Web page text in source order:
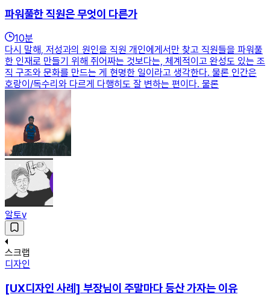
파워풀한 직원은 무엇이 다른가
10분
다시 말해, 저성과의 원인을 직원 개인에게서만 찾고 직원들을 파워풀
한 인재로 만들기 위해 쥐어짜는 것보다는, 체계적이고 완성도 있는 조
직 구조와 문화를 만드는 게 현명한 일이라고 생각한다. 물론 인간은
호랑이/독수리와 다르게 다행히도 잘 변하는 편이다. 물론
알토v
스크랩
디자인
[UX디자인 사례] 부장님이 주말마다 등산 가자는 이유